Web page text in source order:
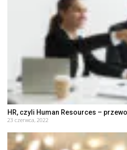
HR, czyli Human Resources –
23 czerwca, 2022